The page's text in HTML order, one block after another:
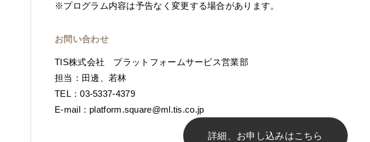
※プログラム内容は予告なく変更する場合があります。
お問い合わせ
TIS株式会社 プラットフォームサービス営業部
担当：田邊、若林
TEL：03-5337-4379
E-mail： platform.square@ml.tis.co.jp
詳細、お申し込みはこちら